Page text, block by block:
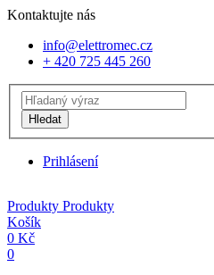
Kontaktujte nás
info@elettromec.cz
+ 420 725 445 260
Hledat
Prihlásení
Produkty Produkty
Košík
0 Kč
0